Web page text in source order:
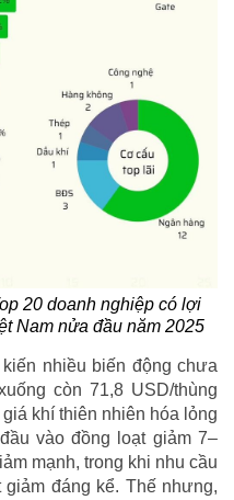
20 doanh nghiệp có lợi
Nam nửa đầu năm 2025
nhiều biến động chưa
còn 71,8 USD/thùng
khí thiên nhiên hóa lỏng
vào đồng loạt giảm 7–
mạnh, trong khi nhu cầu
đáng kể. Thế nhưng,